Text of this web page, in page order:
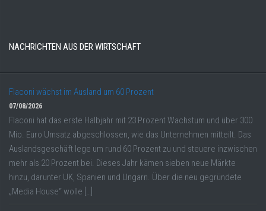
NACHRICHTEN AUS DER WIRTSCHAFT
Flaconi wächst im Ausland um 60 Prozent
07/08/2026
Flaconi hat das erste Halbjahr mit 23 Prozent Wachstum und über 300
Mio. Euro Umsatz abgeschlossen, wie das Unternehmen mitteilt. Das
Auslandsgeschäft lege um rund 60 Prozent zu und steuere inzwischen
mehr als 20 Prozent bei. Dieses Jahr kämen sieben neue Märkte
hinzu, darunter UK, Spanien und Ungarn. Über die neu gegründete
„Media House“ wolle […]